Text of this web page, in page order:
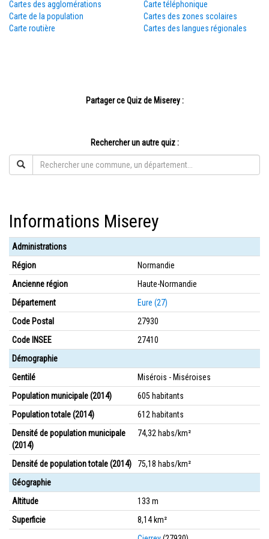
Cartes des agglomérations
Carte de la population
Carte routière
Carte téléphonique
Cartes des zones scolaires
Cartes des langues régionales
Partager ce Quiz de Miserey :
Rechercher un autre quiz :
Informations Miserey
Administrations
Région
Normandie
Ancienne région
Haute-Normandie
Département
Eure (27)
Code Postal
27930
Code INSEE
27410
Démographie
Gentilé
Misérois - Miséroises
Population municipale (2014)
605 habitants
Population totale (2014)
612 habitants
Densité de population municipale
(2014)
74,32 habs/km²
Densité de population totale (2014)
75,18 habs/km²
Géographie
Altitude
133 m
Superficie
8,14 km²